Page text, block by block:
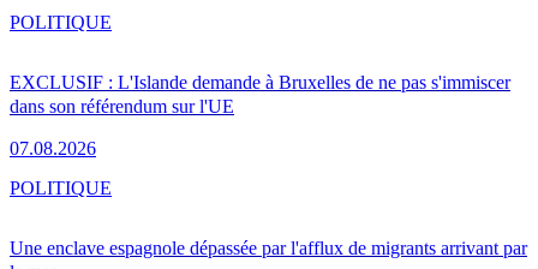
EXCLUSIF : L'Islande demande à Bruxelles de ne pas s'immiscer
dans son référendum sur l'UE
07.08.2026
POLITIQUE
Une enclave espagnole dépassée par l'afflux de migrants arrivant par
POLITIQUE